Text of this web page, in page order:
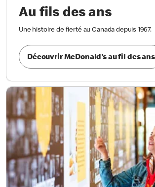
Au fils des ans
Une histoire de fierté au Canada depuis 1967.
Découvrir McDonald’s au fil des ans